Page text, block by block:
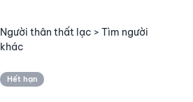
Người thân thất lạc > Tìm người
khác
Hết hạn